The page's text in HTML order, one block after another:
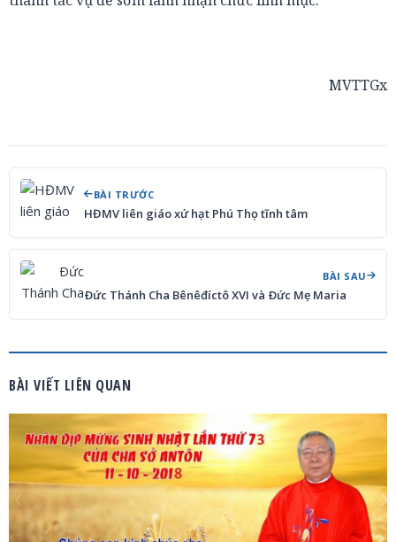
MVTTGx
BÀI TRƯỚC
HĐMV liên giáo xứ hạt Phú Thọ tĩnh tâm
BÀI SAU
Ðức Thánh Cha Bênêđíctô XVI và Ðức Mẹ Maria
BÀI VIẾT LIÊN QUAN